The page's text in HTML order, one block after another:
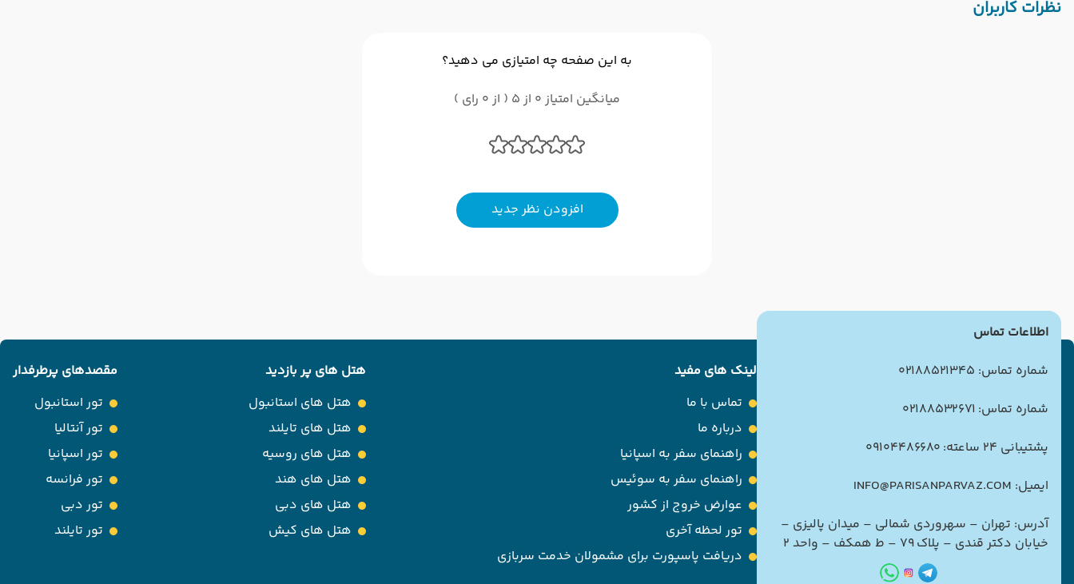
نظرات کاربران
به این صفحه چه امتیازی می دهید؟
میانگین امتیاز 0 از 5 ( از 0 رای )
افزودن نظر جدید
اطلاعات تماس
شماره تماس: 02188521345
شماره تماس: 02188532671
پشتیبانی 24 ساعته: 09104486680
ایمیل: INFO@PARISANPARVAZ.COM
آدرس: تهران – سهروردی شمالی – میدان پالیزی –
خیابان دکتر قندی – پلاک ۷۹ – ط همکف – واحد ۲
لینک های مفید
تماس با ما
درباره ما
راهنمای سفر به اسپانیا
راهنمای سفر به سوئیس
عوارض خروج از کشور
تور لحظه آخری
دریافت پاسپورت برای مشمولان خدمت سربازی
هتل های پر بازدید
هتل های استانبول
هتل های تایلند
هتل های روسیه
هتل های هند
هتل های دبی
هتل های کیش
مقصدهای پرطرفدار
تور استانبول
تور آنتالیا
تور اسپانیا
تور فرانسه
تور دبی
تور تایلند